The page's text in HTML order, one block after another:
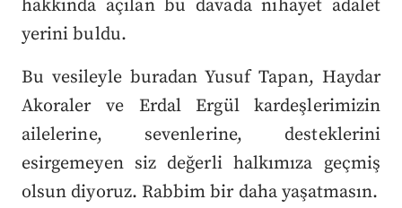
hakkında açılan bu davada nihayet adalet
yerini buldu.
Bu vesileyle buradan Yusuf Tapan, Haydar
Akoraler ve Erdal Ergül kardeşlerimizin
ailelerine, sevenlerine, desteklerini
esirgemeyen siz değerli halkımıza geçmiş
olsun diyoruz. Rabbim bir daha yaşatmasın.